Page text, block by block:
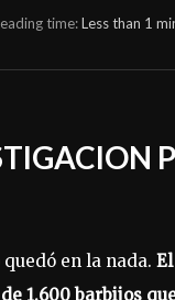
time:Less than 1
en la nada.
1.600 barbijos